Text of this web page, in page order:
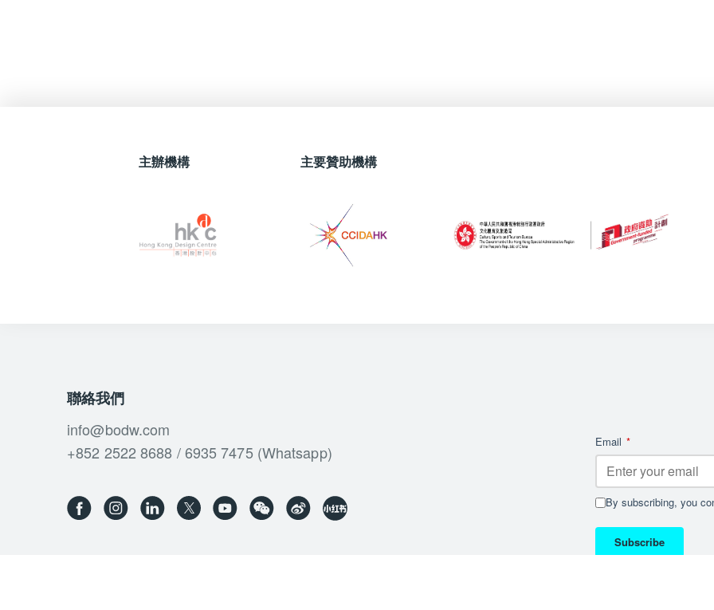
主辦機構 主要贊助機構
聯絡我們
info@bodw.com
+852 2522 8688 / 6935 7475 (Whatsapp)
Email *
By subscribing, you
Subscribe